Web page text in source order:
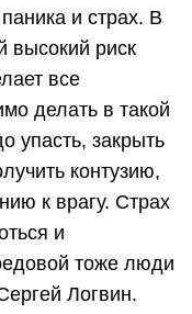
и страх. В
высокий риск
все
делать в такой
упасть, закрыть
контузию,
к врагу. Страх
и
тоже люди
Логвин.